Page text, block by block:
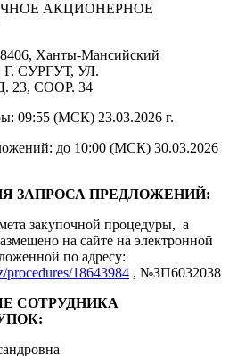
АКЦИОНЕРНОЕ
Ханты-Мансийский
Г. СУРГУТ, УЛ.
23, СООР. 34
09:55 (МСК) 23.03.2026 г.
до 10:00 (МСК) 30.03.2026
ЗАПРОСА ПРЕДЛОЖЕНИЙ:
закупочной процедуры, а
на сайте на электронной
по адресу:
18643984 , №ЗП6032038
СОТРУДНИКА